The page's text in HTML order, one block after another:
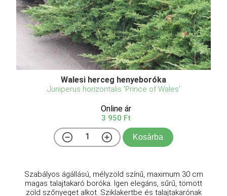
Walesi herceg henyeboróka
Juniperus horizontalis 'Prince of Wales'
Online ár
3 950 Ft
Kosárba
Szabályos ágállású, mélyzöld színű, maximum 30 cm
magas talajtakaró boróka. Igen elegáns, sűrű, tömött
zöld szőnyeget alkot. Sziklakertbe és talajtakarónak